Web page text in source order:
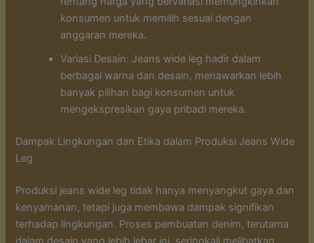
konsumen untuk memilih sesuai dengan
anggaran mereka.
Variasi Desain: Jeans wide leg hadir dalam
berbagai warna dan desain, menawarkan lebih
banyak pilihan bagi konsumen untuk
mengekspresikan gaya pribadi mereka.
Dampak Lingkungan dan Etika dalam Produksi Jeans Wide
Leg
Produksi jeans wide leg tidak hanya menyangkut gaya dan
kenyamanan, tetapi juga membawa dampak signifikan
terhadap lingkungan. Proses pembuatan denim, terutama